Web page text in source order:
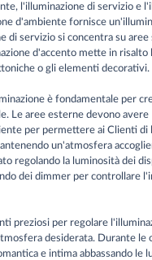
l'illuminazione di servizio e
d'ambiente fornisce
di servizio si concentra su aree
d'accento mette in risalto
o gli elementi decorativi.
è fondamentale per
Le aree esterne devono avere
per permettere ai Clienti di
un'atmosfera
regolando la luminosità dei
dei dimmer per controllare
preziosi per regolare
desiderata. Durante le
e intima abbassando le